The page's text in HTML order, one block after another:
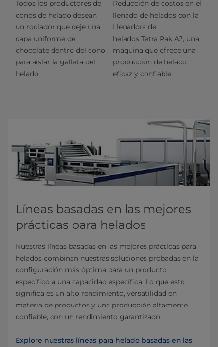
Todos los productores de
conos de helado desean
un rociador que deje una
capa uniforme de
chocolate dentro del cono
para aislar la galleta del
helado.
Reducción de costos en el
llenado de helados con la
Llenadora de
helados Tetra Pak A3, una
máquina que ofrece una
producción de helado
eficaz y confiable
Líneas basadas en las mejores
prácticas para helados
Nuestras líneas basadas en las mejores prácticas para
helados combinan nuestras soluciones probadas en la
configuración más óptima para un producto
específico a una capacidad específica. Lo que esto
significa es un alto rendimiento, versatilidad en
materia de productos y una producción altamente
confiable, con un rendimiento garantizado.
Explore nuestras líneas para helado basadas en las